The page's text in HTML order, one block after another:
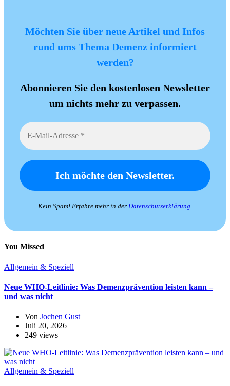
Möchten Sie über neue Artikel und Infos
rund ums Thema Demenz informiert
werden?
Abonnieren Sie den kostenlosen Newsletter
um nichts mehr zu verpassen.
Kein Spam! Erfahre mehr in der Datenschutzerklärung.
You Missed
Allgemein & Speziell
Neue WHO-Leitlinie: Was Demenzprävention leisten kann –
und was nicht
Von Jochen Gust
Juli 20, 2026
249 views
Allgemein & Speziell